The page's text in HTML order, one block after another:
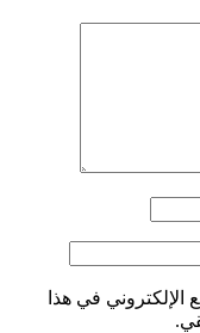
الإلكتروني في هذا